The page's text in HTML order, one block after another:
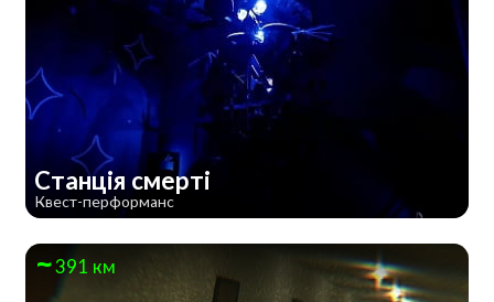
Станція смерті
Квест-перформанс
391 км